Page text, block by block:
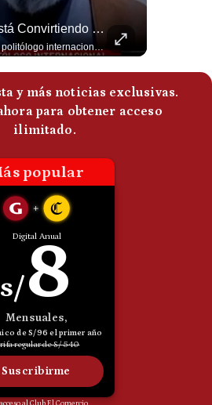
¿Irán Se Está Convirtiendo En Un Régimen Militar? | #radar24